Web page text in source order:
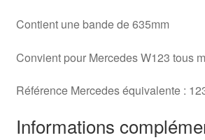
Contient une bande de 635mm
Convient pour Mercedes W123 tous
Référence Mercedes équivalente :
Informations